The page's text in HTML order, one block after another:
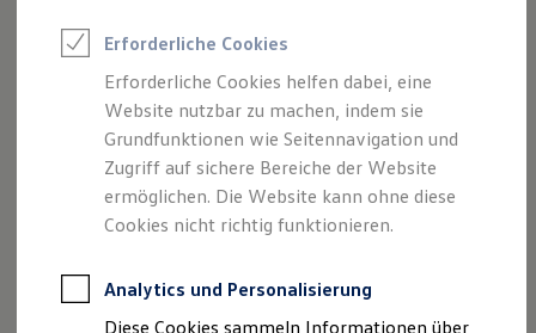
Elektroauto Leasing
Kleinwagen-Leasing
Leasing ohne Anzahlung
Finanzierung
Autokredit mit Schlussrate
Versicherungen und Garantien
Kfz-Versicherung
Restschuldversicherungen
Garantien
Professional Class bei Volkswagen
oder vorausschauendes Warnen und Bremsen –
mit den intelligenten Fahrerassistenzsystemen
IQ.DRIVE und IQ.LIGHT unterstützt Sie Ihr
Volkswagenunterwegs. Für mehr Sicherheit und
Fahrkomfort.
Welche Assistenzsysteme für Ihr Modell
Fahrassistenzsysteme
Erforderliche Cookies
Erforderliche Cookies helfen dabei, eine
Website nutzbar zu machen, indem sie
Grundfunktionen wie Seitennavigation und
Zugriff auf sichere Bereiche der Website
ermöglichen. Die Website kann ohne diese
Cookies nicht richtig funktionieren.
Analytics und Personalisierung
Diese Cookies sammeln Informationen über